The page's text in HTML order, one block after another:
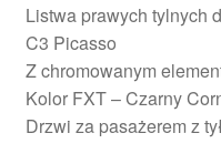
Listwa prawych tylnych
C3 Picasso
Z chromowanym
Kolor FXT – Czarny
Drzwi za pasażerem z